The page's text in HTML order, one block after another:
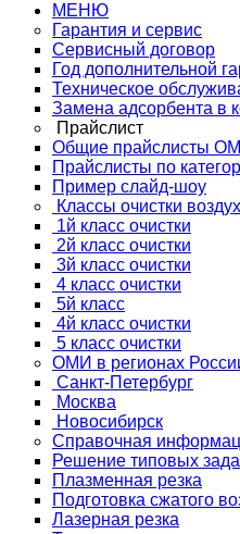
МЕНЮ
Гарантия и сервис
Сервисный договор
Год дополнительной
Техническое
Замена адсорбента в
Прайслист
Общие прайслисты OMI
Прайслисты по
Пример слайд-шоу
Классы очистки
1й класс очистки
2й класс очистки
3й класс очистки
4 класс очистки
5й класс
4й класс очистки
5 класс очистки
ОМИ в регионах
Санкт-Петербург
Москва
Новосибирск
Справочная
Решение типовых
Плазменная резка
Подготовка сжатого
Лазерная резка